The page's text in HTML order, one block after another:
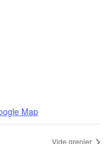
Map
Vide grenier